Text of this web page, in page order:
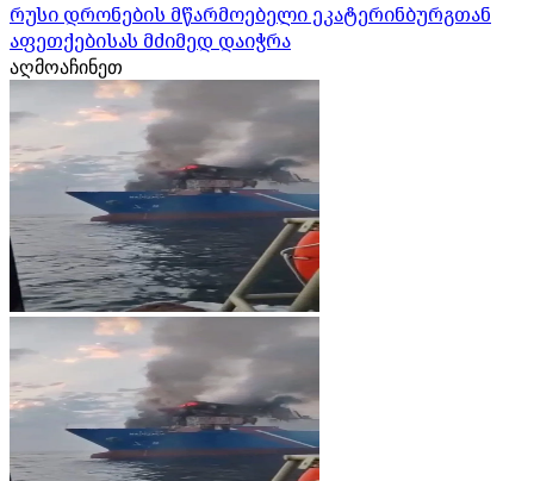
რუსი დრონების მწარმოებელი ეკატერინბურგთან
აფეთქებისას მძიმედ დაიჭრა
აღმოაჩინეთ